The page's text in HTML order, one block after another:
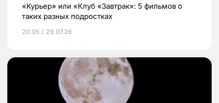
«Курьер» или «Клуб «Завтрак»: 5 фильмов о
таких разных подростках
20:05 / 29.07.26